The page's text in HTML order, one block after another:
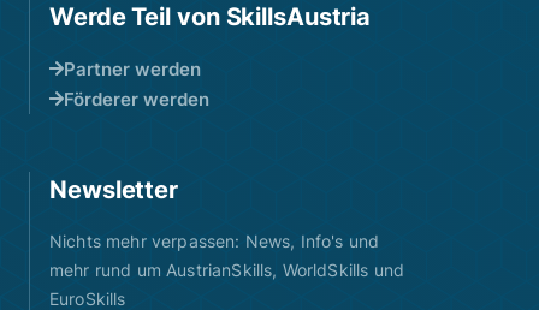
Werde Teil von SkillsAustria
Partner werden
Förderer werden
Newsletter
Nichts mehr verpassen: News, Info's und
mehr rund um AustrianSkills, WorldSkills und
EuroSkills